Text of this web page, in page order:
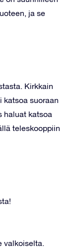
ja se
Kirkkain
katsoa suoraan
haluat katsoa
teleskooppiin
valkoiselta.